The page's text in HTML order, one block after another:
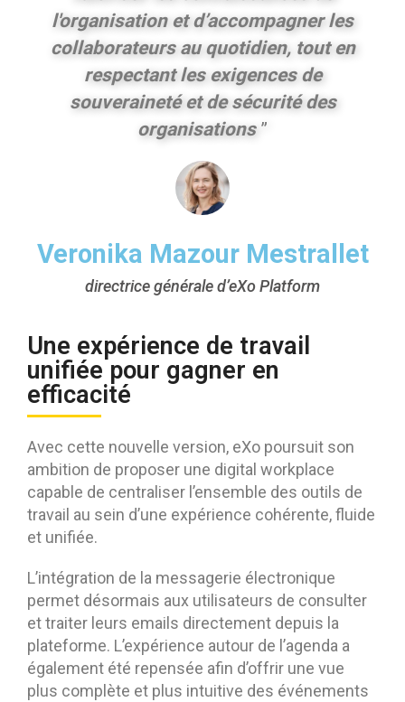
l'organisation et d’accompagner les
collaborateurs au quotidien, tout en
respectant les exigences de
souveraineté et de sécurité des
organisations”
Veronika Mazour Mestrallet
directrice générale d’eXo Platform
Une expérience de travail
unifiée pour gagner en
efficacité
Avec cette nouvelle version, eXo poursuit son
ambition de proposer une digital workplace
capable de centraliser l’ensemble des outils de
travail au sein d’une expérience cohérente, fluide
et unifiée.
L’intégration de la messagerie électronique
permet désormais aux utilisateurs de consulter
et traiter leurs emails directement depuis la
plateforme. L’expérience autour de l’agenda a
également été repensée afin d’offrir une vue
plus complète et plus intuitive des événements